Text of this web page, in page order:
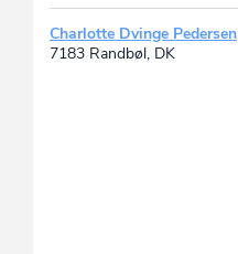
Charlotte Dvinge Pedersen
7183 Randbøl, DK